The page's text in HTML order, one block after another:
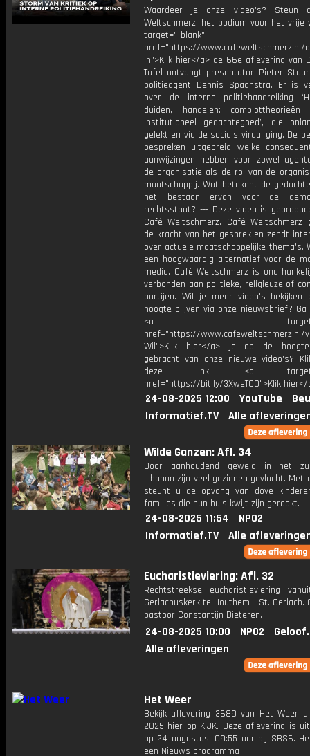
Waardeer je onze video's? Steun
Weltschmerz, het podium voor het vrije
target="_blank"
href="https://www.cafeweltschmerz.nl/
In">Klik hier</a> de 66e aflevering van
Tafel ontvangt presentator Pieter
politieagent Dennis Spaanstra. Er is
over de interne politiehandreiking
duiden, handelen:
institutioneel gedachtegoed’, die
gelekt en via de socials viraal ging. De
bespreken uitgebreid welke
aanwijzingen hebben voor zowel
de organisatie als de rol van de
maatschappij. Wat betekent de
het bestaan ervan voor de
rechtsstaat? --- Deze video is
Café Weltschmerz. Café Weltschmerz
de kracht van het gesprek en zendt
over actuele maatschappelijke thema's.
een hoogwaardig alternatief voor de
media. Café Weltschmerz is
verbonden aan politieke, religieuze of
partijen. Wil je meer video's bekijken
hoogte blijven via onze nieuwsbrief? Ga
<a
href="https://www.cafeweltschmerz.nl/
Wil">Klik hier</a> je op de
gebracht van onze nieuwe video's?
deze link: <a
href="https://bit.ly/3XweTO0">Klik hier</
24-08-2025 12:00 YouTube
Informatief.TV
Alle
Wilde Ganzen: Afl. 34
Door aanhoudend geweld in het
Libanon zijn veel gezinnen gevlucht. Met
steunt u de opvang van dove
families die hun huis kwijt zijn geraakt.
24-08-2025 11:54
NPO2
Informatief.TV
Alle
Eucharistieviering: Afl. 32
Rechtstreekse eucharistieviering
Gerlachuskerk te Houthem - St. Gerlach.
pastoor Constantijn Dieteren.
24-08-2025 10:00 NPO2
Alle afleveringen
Het Weer
Bekijk aflevering 3689 van Het Weer
2025 hier op KIJK. Deze aflevering is
op 24 augustus, 09:55 uur bij SBS6.
een Nieuws programma